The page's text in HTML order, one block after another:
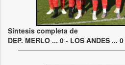
Síntesis completa de
DEP. MERLO ... 0 - LOS ANDES ... 0